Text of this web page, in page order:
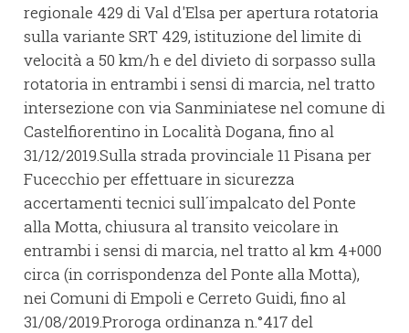
regionale 429 di Val d'Elsa per apertura rotatoria
sulla variante SRT 429, istituzione del limite di
velocità a 50 km/h e del divieto di sorpasso sulla
rotatoria in entrambi i sensi di marcia, nel tratto
intersezione con via Sanminiatese nel comune di
Castelfiorentino in Località Dogana, fino al
31/12/2019.Sulla strada provinciale 11 Pisana per
Fucecchio per effettuare in sicurezza
accertamenti tecnici sull´impalcato del Ponte
alla Motta, chiusura al transito veicolare in
entrambi i sensi di marcia, nel tratto al km 4+000
circa (in corrispondenza del Ponte alla Motta),
nei Comuni di Empoli e Cerreto Guidi, fino al
31/08/2019.Proroga ordinanza n.°417 del